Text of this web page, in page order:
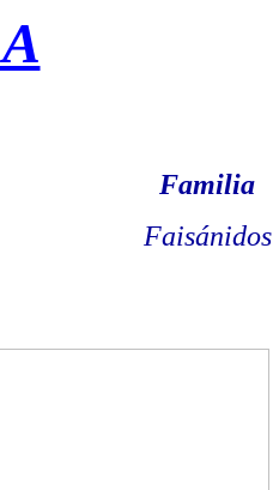
Familia
Faisánidos